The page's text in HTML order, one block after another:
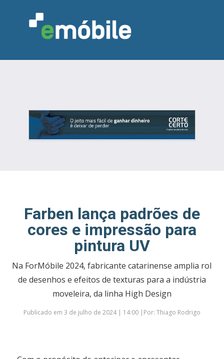
INDÚSTRIA MARCENARIA
DESIGN & DECORAÇÃO
INDICADORES
FEIRAS NOTÍCIAS
Farben lança padrões de
cores e impressão para
pintura UV
Na ForMóbile 2024, fabricante catarinense amplia rol
de desenhos e efeitos de texturas para a indústria
moveleira, da linha High Design
Publicado em 3 de julho de 2024 | 14:00 |Por: Thiago Rodrigo